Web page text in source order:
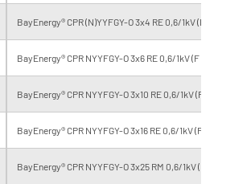
BayEnergy® CPR (N)YYFGY-O 3x4 RE 0,6/1kV (F 0,8v)
BayEnergy® CPR NYYFGY-O 3x6 RE 0,6/1kV (F 0,8v)
BayEnergy® CPR NYYFGY-O 3x10 RE 0,6/1kV (F 0,8v)
BayEnergy® CPR NYYFGY-O 3x16 RE 0,6/1kV (F 0,8v)
BayEnergy® CPR NYYFGY-O 3x25 RM 0,6/1kV (F 0,8v)